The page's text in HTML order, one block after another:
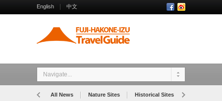
English 中文
Navigate...
All News Nature Sites Historical Sites